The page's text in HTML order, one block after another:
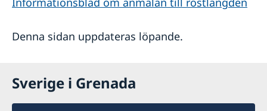
Denna sidan uppdateras löpande.
Sverige i Grenada